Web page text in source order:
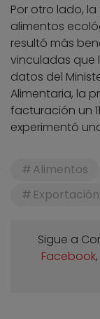
Por otro lado,
alimentos
resultó más
vinculadas que
datos del
Alimentaria, la
facturación un
experimentó
Alimentos
Exportación
Sigue a
Facebook,